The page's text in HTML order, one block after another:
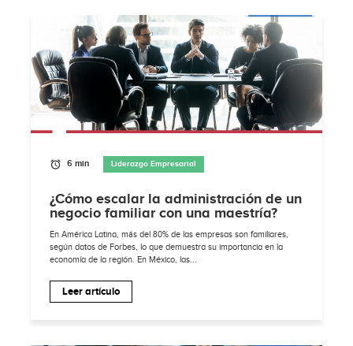
6 min Liderazgo Empresarial
¿Cómo escalar la administración de un
negocio familiar con una maestría?
En América Latina, más del 80% de las empresas son familiares,
según datos de Forbes, lo que demuestra su importancia en la
economía de la región. En México, las...
Leer artículo